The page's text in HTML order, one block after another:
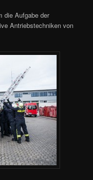
die Aufgabe der
Antriebstechniken von